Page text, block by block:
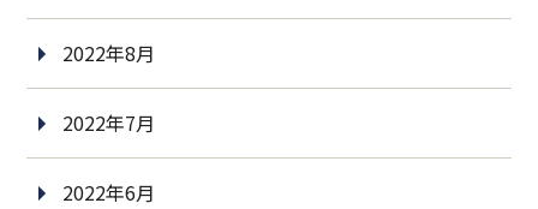
2022年8月
2022年7月
2022年6月